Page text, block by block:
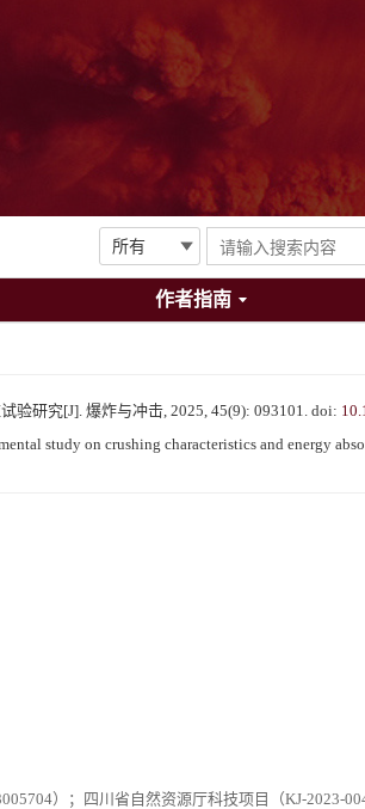
作者指南
验研究[J]. 爆炸与冲击, 2025, 45(9): 093101. doi:
study on crushing characteristics and energy
）；四川省自然资源厅科技项目（KJ-2023-